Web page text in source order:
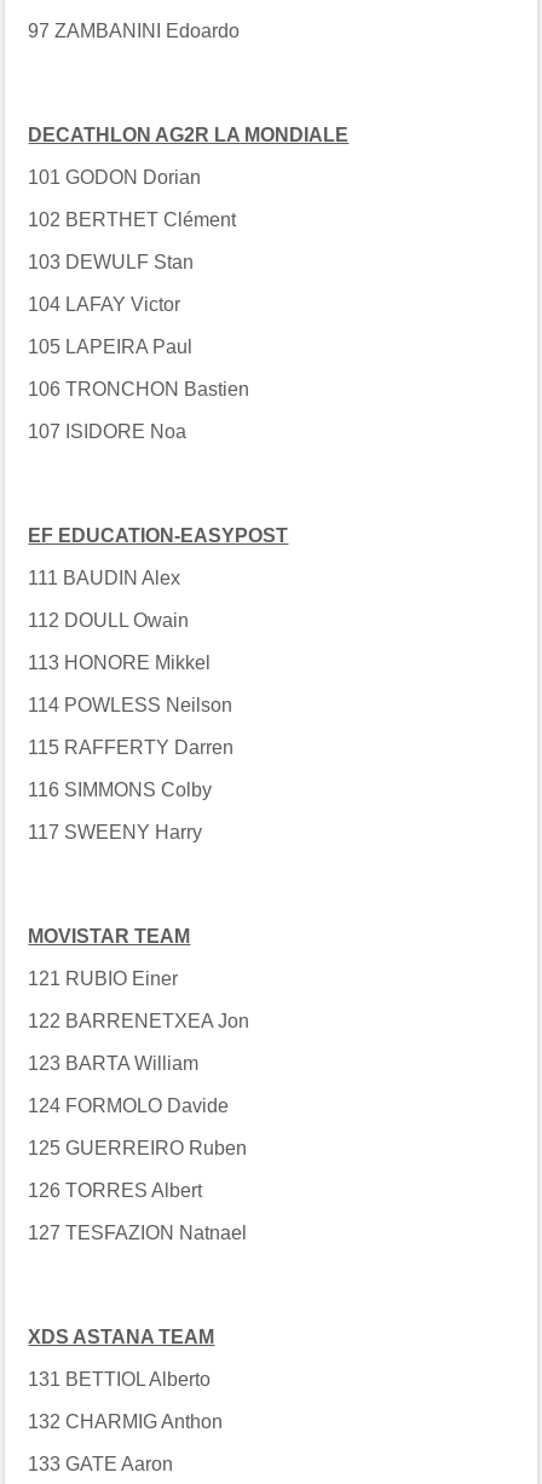
97 ZAMBANINI Edoardo
DECATHLON AG2R LA MONDIALE
101 GODON Dorian
102 BERTHET Clément
103 DEWULF Stan
104 LAFAY Victor
105 LAPEIRA Paul
106 TRONCHON Bastien
107 ISIDORE Noa
EF EDUCATION-EASYPOST
111 BAUDIN Alex
112 DOULL Owain
113 HONORE Mikkel
114 POWLESS Neilson
115 RAFFERTY Darren
116 SIMMONS Colby
117 SWEENY Harry
MOVISTAR TEAM
121 RUBIO Einer
122 BARRENETXEA Jon
123 BARTA William
124 FORMOLO Davide
125 GUERREIRO Ruben
126 TORRES Albert
127 TESFAZION Natnael
XDS ASTANA TEAM
131 BETTIOL Alberto
132 CHARMIG Anthon
133 GATE Aaron